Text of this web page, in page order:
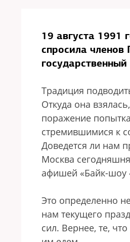
19 августа 1991
спросила
Традиция
Откуда она
поражение
стремившимися к
Доведется ли нам
Москва
афишей «Байк-шоу
Это определенно
нам текущего
сил. Вернее, те,